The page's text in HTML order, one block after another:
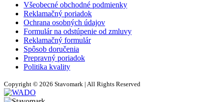
Všeobecné obchodné podmienky
Reklamačný poriadok
Ochrana osobných údajov
Formulár na odstúpenie od zmluvy
Reklamačný formulár
Spôsob doručenia
Prepravný poriadok
Politika kvality
Copyright © 2026 Stavomark | All Rights Reserved